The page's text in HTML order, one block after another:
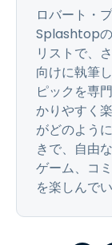
ロバート・
Splashtopの
リストで、
向けに執筆
ピックを専
かりやすく
がどのよう
きで、自由
ゲーム、コ
を楽しんでい